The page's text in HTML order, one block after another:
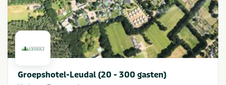
Groepshotel-Leudal (20 - 300 gasten)